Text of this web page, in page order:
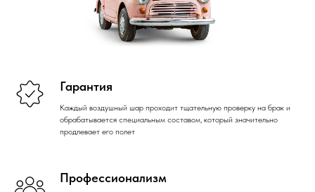
Гарантия
Каждый воздушный шар проходит тщательную проверку на брак и
обрабатывается специальным составом, который значительно
продлевает его полет
Профессионализм